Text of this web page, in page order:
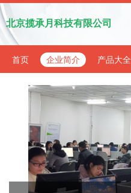
北京揽承月科技有限公司
首页 企业简介 产品大全